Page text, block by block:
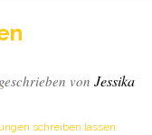
von Jessika